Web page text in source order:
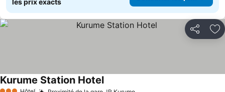
les prix exacts
Partager
Kurume Station HotelConsulter les prix